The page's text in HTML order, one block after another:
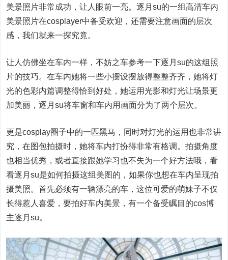
美景照片非常成功，让人眼前一亮。逐月su的一组高清车内
美景照片在cosplayer中备受欢迎，还需要注意画面的层次
感，我们就来一探究竟。
让人仿佛坐在车内一样，不妨之车参考一下逐月su的这组照
片的技巧。在车内她将一些小摆设摆放得整整齐齐，她将灯
光的色彩内篇调整得恰到好处，她运用光影和灯光让场景更
加美丽，逐月su将车窗和车内用画面分为了两个层次。
更是cosplay圈子中的一匹黑马，同时对灯光的运用也非常讲
究，在图包拍摄时，她将车内打扮得非常有格调。拍摄角度
也相当优秀，或者直接跟她学习也不失为一个好方法哦，看
看逐月su是如何拍摄这组美图的，如果你也想在车内呈现拍
摄美照。首先必须有一辆漂亮的车，这位可爱的萌妹子不仅
长得惹人喜爱，要拍好车内美景，有一个备受瞩目的cos博
主逐月su。